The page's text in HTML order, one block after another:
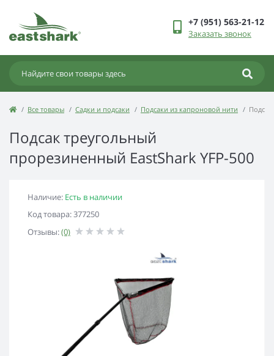
+7 (951) 563-21-12
Заказать звонок
Все товары Садки и подсаки Подсаки из капроновой нити
Подсак треугольный
прорезиненный EastShark YFP-500
Наличие: Есть в наличии
Код товара: 377250
Отзывы:(0)